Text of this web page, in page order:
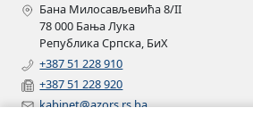
Бана Милосављевића 8/II
78 000 Бања Лука
Република Српска, БиХ
+387 51 228 910
+387 51 228 920
kabinet@azors.rs.ba